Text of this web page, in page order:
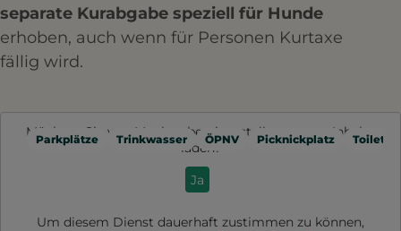
separate Kurabgabe speziell für Hunde
erhoben, auch wenn für Personen Kurtaxe
fällig wird.
Parkplätze Trinkwasser ÖPNV Picknickplatz
Möchten Sie von Mapbox
bereitgestellte externe Inhalte
laden?
Ja
Um diesem Dienst dauerhaft zustimmen zu können,